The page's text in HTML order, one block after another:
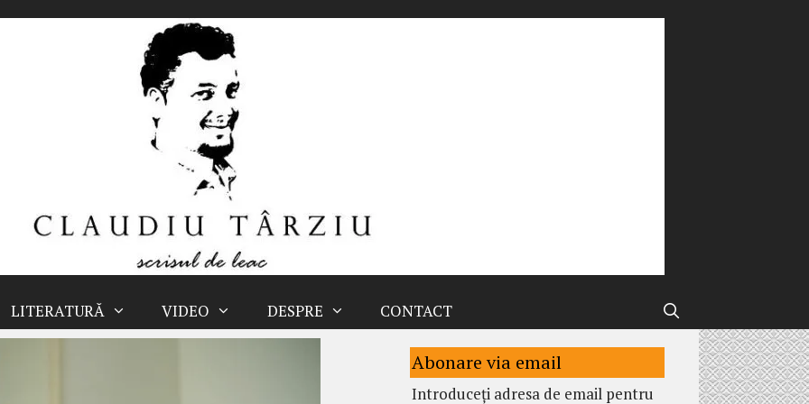
LITERATURĂ VIDEO DESPRE CONTACT
Abonare via email
Introduceți adresa de email pentru